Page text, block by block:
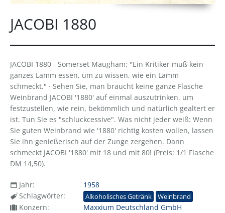
JACOBI 1880
JACOBI 1880 - Somerset Maugham: "Ein Kritiker muß kein
ganzes Lamm essen, um zu wissen, wie ein Lamm
schmeckt." · Sehen Sie, man braucht keine ganze Flasche
Weinbrand JACOBI '1880' auf einmal auszutrinken, um
festzustellen, wie rein, bekömmlich und natürlich gealtert er
ist. Tun Sie es "schluckcessive". Was nicht jeder weiß: Wenn
Sie guten Weinbrand wie '1880' richtig kosten wollen, lassen
Sie ihn genießerisch auf der Zunge zergehen. Dann
schmeckt JACOBI '1880' mit 18 und mit 80! (Preis: 1/1 Flasche
DM 14,50).
Jahr:
1958
Schlagwörter:
Alkoholisches Getränk Weinbrand
Konzern:
Maxxium Deutschland GmbH